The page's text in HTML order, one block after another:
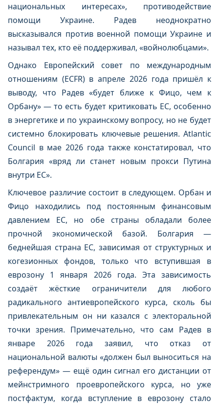
национальных интересах», противодействие
помощи Украине. Радев неоднократно
высказывался против военной помощи Украине и
называл тех, кто её поддерживал, «войнолюбцами».
Однако Европейский совет по международным
отношениям (ECFR) в апреле 2026 года пришёл к
выводу, что Радев «будет ближе к Фицо, чем к
Орбану» — то есть будет критиковать ЕС, особенно
в энергетике и по украинскому вопросу, но не будет
системно блокировать ключевые решения. Atlantic
Council в мае 2026 года также констатировал, что
Болгария «вряд ли станет новым прокси Путина
внутри ЕС».
Ключевое различие состоит в следующем. Орбан и
Фицо находились под постоянным финансовым
давлением ЕС, но обе страны обладали более
прочной экономической базой. Болгария —
беднейшая страна ЕС, зависимая от структурных и
когезионных фондов, только что вступившая в
еврозону 1 января 2026 года. Эта зависимость
создаёт жёсткие ограничители для любого
радикального антиевропейского курса, сколь бы
привлекательным он ни казался с электоральной
точки зрения. Примечательно, что сам Радев в
январе 2026 года заявил, что отказ от
национальной валюты «должен был выноситься на
референдум» — ещё один сигнал его дистанции от
мейнстримного проевропейского курса, но уже
постфактум, когда вступление в еврозону стало